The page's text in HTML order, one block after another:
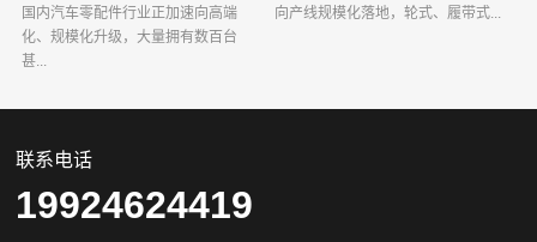
国内汽车零配件行业正加速向高端
化、规模化升级，大量拥有数百台
甚...
向产线规模化落地，轮式、履带式...
联系电话
19924624419